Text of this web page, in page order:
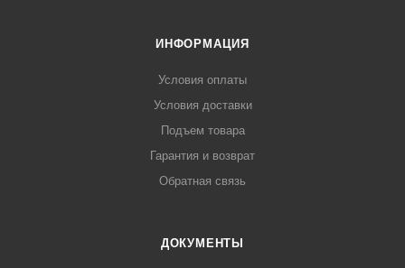
ИНФОРМАЦИЯ
Условия оплаты
Условия доставки
Подъем товара
Гарантия и возврат
Обратная связь
ДОКУМЕНТЫ